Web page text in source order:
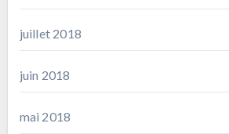
juillet 2018
juin 2018
mai 2018